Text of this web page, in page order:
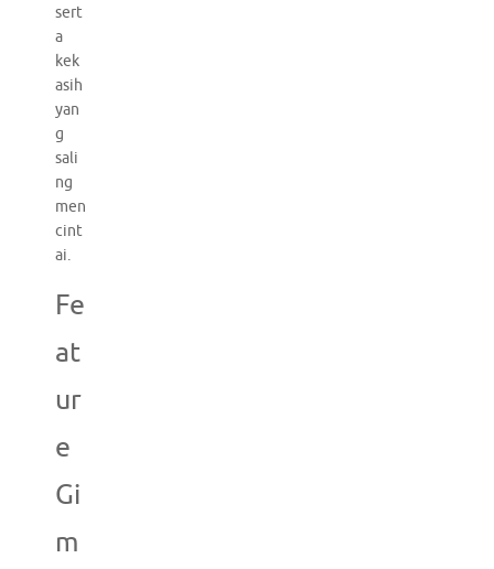
sert
a
kek
asih
yan
g
sali
ng
men
cint
ai.
Fe
at
ur
e
Gi
m